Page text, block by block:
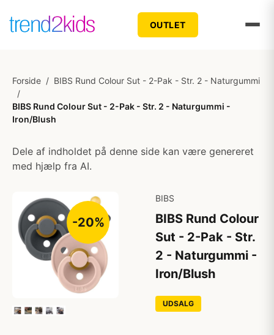
OUTLET
Forside / BIBS Rund Colour Sut - 2-Pak - Str. 2 - Naturgummi
/
BIBS Rund Colour Sut - 2-Pak - Str. 2 - Naturgummi -
Iron/Blush
Dele af indholdet på denne side kan være genereret
med hjælp fra AI.
-20%
BIBS
BIBS Rund Colour
Sut - 2-Pak - Str.
2 - Naturgummi -
Iron/Blush
UDSALG